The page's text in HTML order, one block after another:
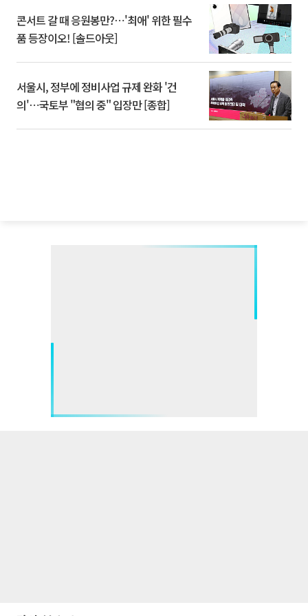
콘서트 갈 때 응원봉만?⋯'최애' 위한 필수
품 등장이오! [솔드아웃]
서울시, 정부에 정비사업 규제 완화 '건
의'⋯국토부 "협의 중" 입장만 [종합]